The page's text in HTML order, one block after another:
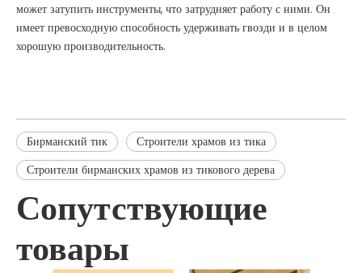
может затупить инструменты, что затрудняет работу с ними. Он
имеет превосходную способность удерживать гвозди и в целом
хорошую производительность.
Бирманский тик
Строители храмов из тика
Строители бирманских храмов из тикового дерева
Сопутствующие
товары